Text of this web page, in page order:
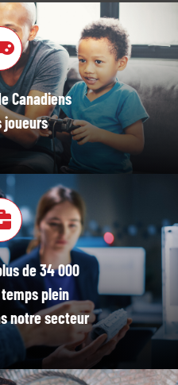
Canadiens
joueurs
de 34 000
plein
notre secteur